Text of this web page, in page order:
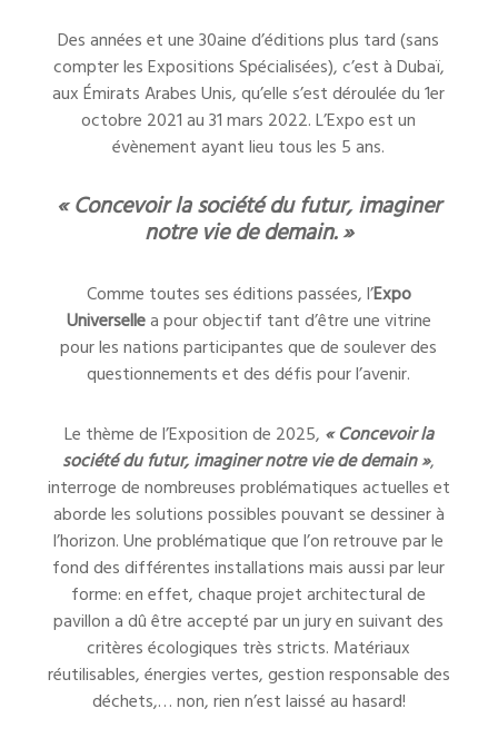
Des années et une 30aine d’éditions plus tard (sans
compter les Expositions Spécialisées), c’est à Dubaï,
aux Émirats Arabes Unis, qu’elle s’est déroulée du 1er
octobre 2021 au 31 mars 2022. L’Expo est un
évènement ayant lieu tous les 5 ans.
« Concevoir la société du futur, imaginer
notre vie de demain. »
Comme toutes ses éditions passées, l’Expo
Universellea pour objectif tant d’être une vitrine
pour les nations participantes que de soulever des
questionnements et des défis pour l’avenir.
Le thème de l’Exposition de 2025, « Concevoir la
société du futur, imaginer notre vie de demain »,
interroge de nombreuses problématiques actuelles et
aborde les solutions possibles pouvant se dessiner à
l’horizon. Une problématique que l’on retrouve par le
fond des différentes installations mais aussi par leur
forme: en effet, chaque projet architectural de
pavillon a dû être accepté par un jury en suivant des
critères écologiques très stricts. Matériaux
réutilisables, énergies vertes, gestion responsable des
déchets,… non, rien n’est laissé au hasard!